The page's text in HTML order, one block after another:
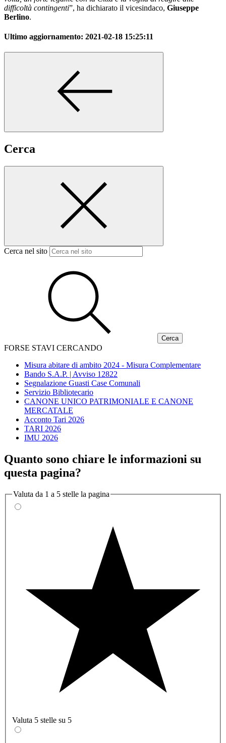
difficoltà contingenti”, ha dichiarato il vicesindaco, Giuseppe
Berlino.
Ultimo aggiornamento: 2021-02-18 15:25:11
Cerca
Cerca nel sito
FORSE STAVI CERCANDO
Misura abitare di ambito 2024 - Misura Complementare
Bando S.A.P. | Avviso 12822
Segnalazione Guasti Case Comunali
Servizio Bibliotecario
CANONE UNICO PATRIMONIALE E CANONE
MERCATALE
Acconto Tari 2026
TARI 2026
IMU 2026
Quanto sono chiare le informazioni su
questa pagina?
Valuta da 1 a 5 stelle la pagina
Valuta 5 stelle su 5